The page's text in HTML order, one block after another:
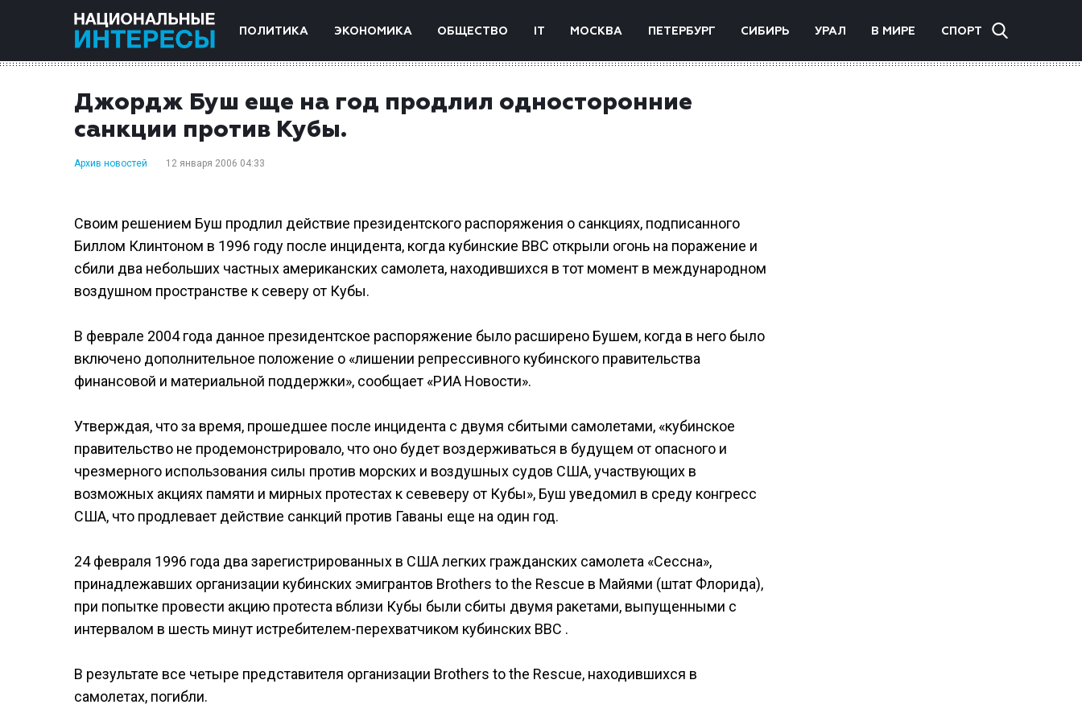
ПОЛИТИКА ЭКОНОМИКА ОБЩЕСТВО IT МОСКВА ПЕТЕРБУРГ СИБИРЬ УРАЛ В МИРЕ СПОРТ
Джордж Буш еще на год продлил односторонние
санкции против Кубы.
Архив новостей 12 января 2006 04:33
Своим решением Буш продлил действие президентского распоряжения о санкциях, подписанного
Биллом Клинтоном в 1996 году после инцидента, когда кубинские ВВС открыли огонь на поражение и
сбили два небольших частных американских самолета, находившихся в тот момент в международном
воздушном пространстве к северу от Кубы.
В феврале 2004 года данное президентское распоряжение было расширено Бушем, когда в него было
включено дополнительное положение о «лишении репрессивного кубинского правительства
финансовой и материальной поддержки», сообщает «РИА Новости».
Утверждая, что за время, прошедшее после инцидента с двумя сбитыми самолетами, «кубинское
правительство не продемонстрировало, что оно будет воздерживаться в будущем от опасного и
чрезмерного использования силы против морских и воздушных судов США, участвующих в
возможных акциях памяти и мирных протестах к севеверу от Кубы», Буш уведомил в среду конгресс
США, что продлевает действие санкций против Гаваны еще на один год.
24 февраля 1996 года два зарегистрированных в США легких гражданских самолета «Сессна»,
принадлежавших организации кубинских эмигрантов Brothers to the Rescue в Майями (штат Флорида),
при попытке провести акцию протеста вблизи Кубы были сбиты двумя ракетами, выпущенными с
интервалом в шесть минут истребителем-перехватчиком кубинских ВВС .
В результате все четыре представителя организации Brothers to the Rescue, находившихся в
самолетах, погибли.